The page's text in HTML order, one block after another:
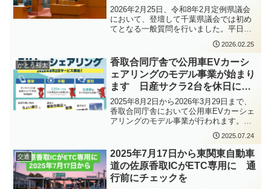
同時に円滑かつ安全に出到着できる空港
機能を確保しつつ、「旅客も航空会社も
使いやすいコンパクトな空港」という茨
城空港のメリットを維持するという方向
性は、大変重要だと感じました。茨城空
港は、無料駐車場からターミナル、そし
て搭乗までの距離が非常に短い空港で
す。開業当時、国内線と国際線を備えた
空港としては日本で最もコンパクトな空
港であった、というお話も伺いました
が、実際に視察してみると、駐車場から
飛行機に搭乗するまでの動線が非常に短
く、利用者にとってわかりやすく、使い
やすい空港であることを実感しました。
査、手荷物受け取り、待合スペース、飲
食・物販、駐車場など、さまざまな面で
新たな課題も生じます。コンパクトさと
いう強みを維持しながら、どのように機
定例県議会では、一般質問に予算委員会
での質問、総合企画企業常任委員会での
質問と、たくさんの質問をさせていただ
きました。いつものように後日まとめて
報告させていただきます。総合企画企業
常任委員会終了後、常任委員会の県内調
査として、最近竣工した企業局の新庁舎
を視察させていただきました。新庁舎は
一部知事部局のフロアも含まれますが、
現在千葉県庁からは少し離れたところに3
箇所ほどに分かれている企業局の庁舎を
県庁の近くの1箇所にまとめる庁舎となり
ます。防災・災害対応の面も考慮して建
てられており、県営水道等生活インフラ
も所管する企業局の庁舎として災害にも
強い建物となっていました。中に入ると
新築の香りが漂い、新しい什器が入った
執務室は基本的にフリーアドレスになっ
ており、働きやすい職場環境を整えよう
2026年2月25日、令和8年2月定例県議会
において、登壇して千葉県議会では初め
てとなる一般質問を行いました。平日昼
間のご多用の中、また、足元の悪い中、
県議会まで傍聴にお越しいただいたみな
さん、ありがとうございました。また、
インターネット中継でご覧いただいたみ
なさん、ありがとうございました。大変
力になりました。今回は6項目について伺
いました。千葉県の施策や課題はもちろ
ん、香取市・神崎町・多古町の課題につ
いてもお話しさせていただきました。い
ろいろな課題がありますが、熊谷知事を
はじめ、執行部のみなさんにしっかりと
受け止めていただき、ご答弁いただきま
した。いつも通り量が多くて早口になっ
てしまいましたが、時間内に予定してい
た質問や要望ができて、ホッとしていま
す。いつものように、後日一般質問の内
2026.02.25
かとう裕太
香取合同庁舎で公用車EVカーシ
ェアリングのモデル事業が始まり
ます 日産サクラ2台を休日にカ
ーシェア
2025年8月2日から2026年3月29日まで、
香取合同庁舎において公用車EVカーシェ
アリングのモデル事業が行われます。
https://www.pref.chiba.lg.jp/ontai/press/20
25/ev-carsharing.html平日は公用車として
使われている電気自動車、日産サクラ2台
を、土曜日、日曜日、祝日には観光客や
住民の方に貸出をするサービスになりま
す。EVに気軽に触れていただくことを見
2025.07.24
交通
2025年7月17日から東関東自動車
道の佐原香取ICがETC専用に 通
行前にチェックを